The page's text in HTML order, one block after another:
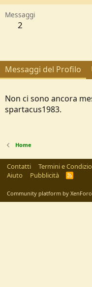
Messaggi
2
Messaggi del Profilo
Non ci sono ancora
spartacus1983.
Home
Contatti Termini e
Aiuto
Pubblicità
R
Community platform by XenForo